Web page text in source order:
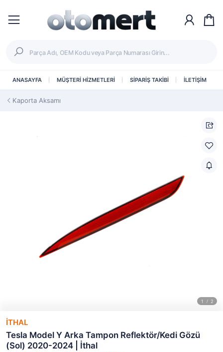
ANASAYFA MÜŞTERİ HİZMETLERİ SİPARİŞ TAKİBİ İLETİŞİM
Kaporta Aksamı
İTHAL
Tesla Model Y Arka Tampon Reflektör/Kedi Gözü
(Sol) 2020-2024 | İthal